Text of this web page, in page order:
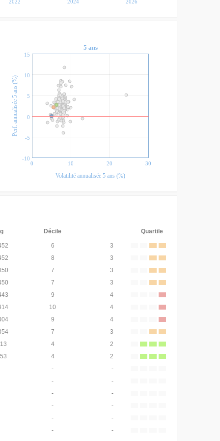
2022 2024 2026
5 ans
-10
-5
0
5
10
15
Perf. annualisée 5 ans (%)
0 10 20 30
Volatilité annualisée 5 ans (%)
Décile Quartile
6
3
8
3
7
3
7
3
9
4
10
4
9
4
7
3
4
2
4
2
-
-
-
-
-
-
-
-
-
-
- -